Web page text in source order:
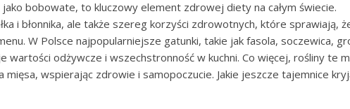
bobowate, to kluczowy element zdrowej diety na całym świecie.
i błonnika, ale także szereg korzyści zdrowotnych, które sprawiają,
W Polsce najpopularniejsze gatunki, takie jak fasola, soczewica,
wartości odżywcze i wszechstronność w kuchni. Co więcej, rośliny te
mięsa, wspierając zdrowie i samopoczucie. Jakie jeszcze tajemnice